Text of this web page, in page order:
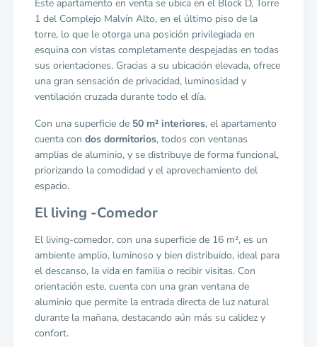
Este apartamento en venta se ubica en el Block D, Torre
1 del Complejo Malvín Alto, en el último piso de la
torre, lo que le otorga una posición privilegiada en
esquina con vistas completamente despejadas en todas
sus orientaciones. Gracias a su ubicación elevada, ofrece
una gran sensación de privacidad, luminosidad y
ventilación cruzada durante todo el día.
Con una superficie de 50 m² interiores, el apartamento
cuenta con dos dormitorios, todos con ventanas
amplias de aluminio, y se distribuye de forma funcional,
priorizando la comodidad y el aprovechamiento del
espacio.
El living -Comedor
El living-comedor, con una superficie de 16 m², es un
ambiente amplio, luminoso y bien distribuido, ideal para
el descanso, la vida en familia o recibir visitas. Con
orientación este, cuenta con una gran ventana de
aluminio que permite la entrada directa de luz natural
durante la mañana, destacando aún más su calidez y
confort.